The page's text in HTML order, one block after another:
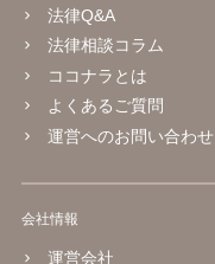
法律Q&A
法律相談コラム
ココナラとは
よくあるご質問
運営へのお問い合わせ
会社情報
運営会社